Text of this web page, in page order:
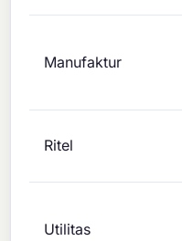
Manufaktur
Ritel
Utilitas